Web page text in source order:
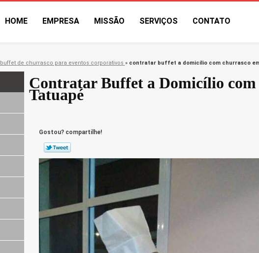
HOME EMPRESA MISSÃO SERVIÇOS CONTATO
buffet de churrasco para eventos corporativos » contratar buffet a domicílio com churrasco
Contratar Buffet a Domicílio com
Tatuapé
Gostou? compartilhe!